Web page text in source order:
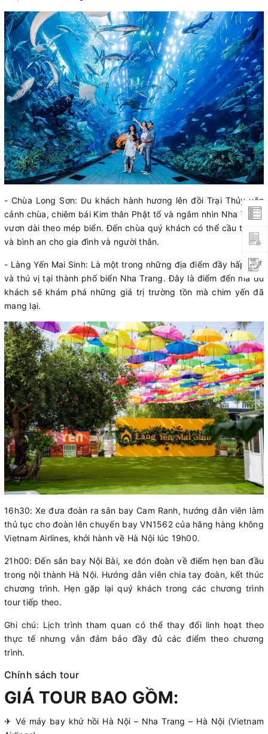
- Chùa Long Sơn: Du khách hành hương lên đồi Trại Thủy vãn
cảnh chùa, chiêm bái Kim thân Phật tổ và ngắm nhìn Nha Trang
vươn dài theo mép biển. Đến chùa quý khách có thể cầu tài lộc
và bình an cho gia đình và người thân.
- Làng Yến Mai Sinh: Là một trong những địa điểm đầy hấp dẫn
và thú vị tại thành phố biển Nha Trang. Đây là điểm đến mà du
khách sẽ khám phá những giá trị trường tồn mà chim yến đã
mang lại.
16h30: Xe đưa đoàn ra sân bay Cam Ranh, hướng dẫn viên làm
thủ tục cho đoàn lên chuyến bay VN1562 của hãng hàng không
Vietnam Airlines, khởi hành về Hà Nội lúc 19h00.
21h00: Đến sân bay Nội Bài, xe đón đoàn về điểm hẹn ban đầu
trong nội thành Hà Nội. Hướng dẫn viên chia tay đoàn, kết thúc
chương trình. Hẹn gặp lại quý khách trong các chương trình
tour tiếp theo.
Ghi chú: Lịch trình tham quan có thể thay đổi linh hoạt theo
thực tế nhưng vẫn đảm bảo đầy đủ các điểm theo chương
trình.
Chính sách tour
GIÁ TOUR BAO GỒM:
✈ Vé máy bay khứ hồi Hà Nội – Nha Trang – Hà Nội (Vietnam